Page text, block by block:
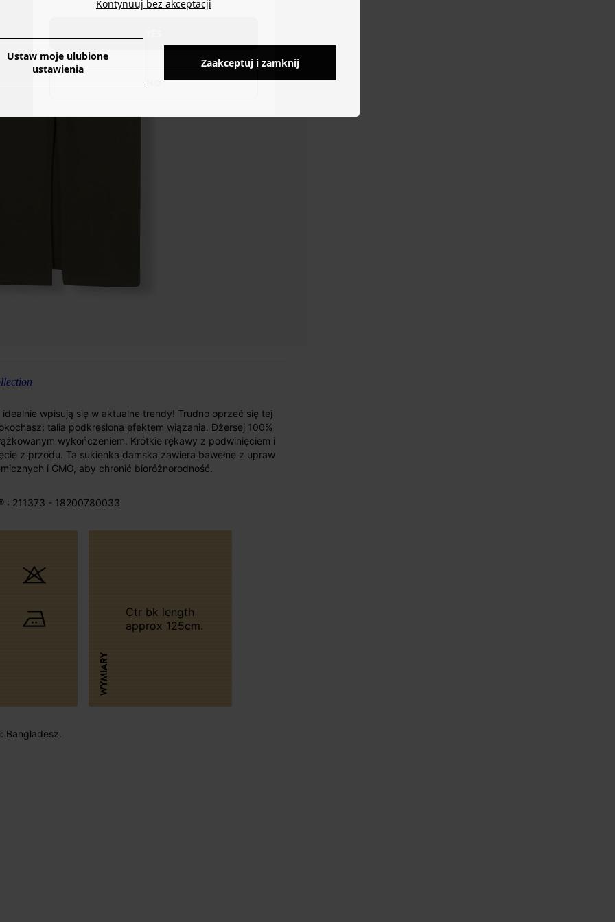
wpisują się w aktualne trendy! Trudno oprzeć się tej
talia podkreślona efektem wiązania. Dżersej 100%
wykończeniem. Krótkie rękawy z podwinięciem i
z przodu. Ta sukienka damska zawiera bawełnę z upraw
i GMO, aby chronić bioróżnorodność.
: 211373 - 18200780033
WYMIARY
Ctr bk length
approx 125cm.
Bangladesz.
Kontynuuj bez akceptacji
Ustaw moje ulubione
ustawienia
Zaakceptuj i zamknij